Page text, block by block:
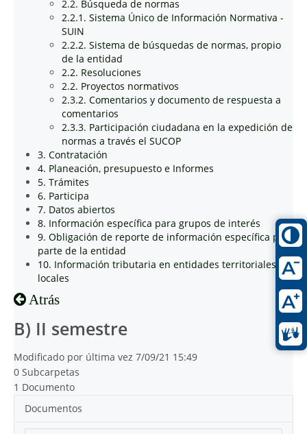
2.2. Búsqueda de normas
2.2.1. Sistema Único de Información Normativa -
SUIN
2.2.2. Sistema de búsquedas de normas, propio
de la entidad
2.2. Resoluciones
2.2. Proyectos normativos
2.3.2. Comentarios y documento de respuesta a
comentarios
2.3.3. Participación ciudadana en la expedición de
normas a través el SUCOP
3. Contratación
4. Planeación, presupuesto e Informes
5. Trámites
6. Participa
7. Datos abiertos
8. Información específica para grupos de interés
9. Obligación de reporte de información específica por
parte de la entidad
10. Información tributaria en entidades territoriales
locales
Atrás
B) II semestre
Modificado por última vez 7/09/21 15:49
0 Subcarpetas
1 Documento
Documentos